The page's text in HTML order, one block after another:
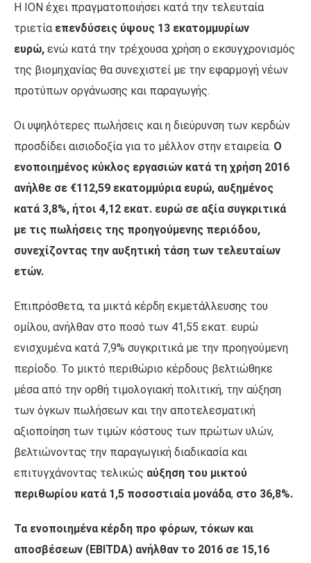
Η ΙΟΝ έχει πραγματοποιήσει κατά την τελευταία
τριετία επενδύσεις ύψους 13 εκατομμυρίων
ευρώ, ενώ κατά την τρέχουσα χρήση ο εκσυγχρονισμός
της βιομηχανίας θα συνεχιστεί με την εφαρμογή νέων
προτύπων οργάνωσης και παραγωγής.
Οι υψηλότερες πωλήσεις και η διεύρυνση των κερδών
προσδίδει αισιοδοξία για το μέλλον στην εταιρεία. Ο
ενοποιημένος κύκλος εργασιών κατά τη χρήση 2016
ανήλθε σε €112,59 εκατομμύρια ευρώ, αυξημένος
κατά 3,8%, ήτοι 4,12 εκατ. ευρώ σε αξία συγκριτικά
με τις πωλήσεις της προηγούμενης περιόδου,
συνεχίζοντας την αυξητική τάση των τελευταίων
ετών.
Επιπρόσθετα, τα μικτά κέρδη εκμετάλλευσης του
ομίλου, ανήλθαν στο ποσό των 41,55 εκατ. ευρώ
ενισχυμένα κατά 7,9% συγκριτικά με την προηγούμενη
περίοδο. Το μικτό περιθώριο κέρδους βελτιώθηκε
μέσα από την ορθή τιμολογιακή πολιτική, την αύξηση
των όγκων πωλήσεων και την αποτελεσματική
αξιοποίηση των τιμών κόστους των πρώτων υλών,
βελτιώνοντας την παραγωγική διαδικασία και
επιτυγχάνοντας τελικώς αύξηση του μικτού
περιθωρίου κατά 1,5 ποσοστιαία μονάδα, στο 36,8%.
Τα ενοποιημένα κέρδη προ φόρων, τόκων και
αποσβέσεων (EBITDA) ανήλθαν το 2016 σε 15,16